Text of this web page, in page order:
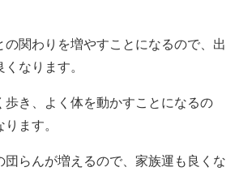
の関わりを増やすことになるので、出
なります。
歩き、よく体を動かすことになるの
ます。
団らんが増えるので、家族運も良くな